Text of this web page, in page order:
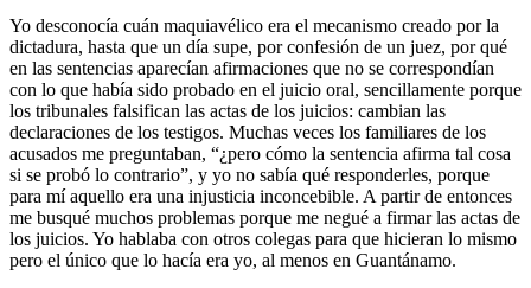
Yo desconocía cuán maquiavélico era el mecanismo creado por la
dictadura, hasta que un día supe, por confesión de un juez, por qué
en las sentencias aparecían afirmaciones que no se correspondían
con lo que había sido probado en el juicio oral, sencillamente porque
los tribunales falsifican las actas de los juicios: cambian las
declaraciones de los testigos. Muchas veces los familiares de los
acusados me preguntaban, “¿pero cómo la sentencia afirma tal cosa
si se probó lo contrario”, y yo no sabía qué responderles, porque
para mí aquello era una injusticia inconcebible. A partir de entonces
me busqué muchos problemas porque me negué a firmar las actas de
los juicios. Yo hablaba con otros colegas para que hicieran lo mismo
pero el único que lo hacía era yo, al menos en Guantánamo.